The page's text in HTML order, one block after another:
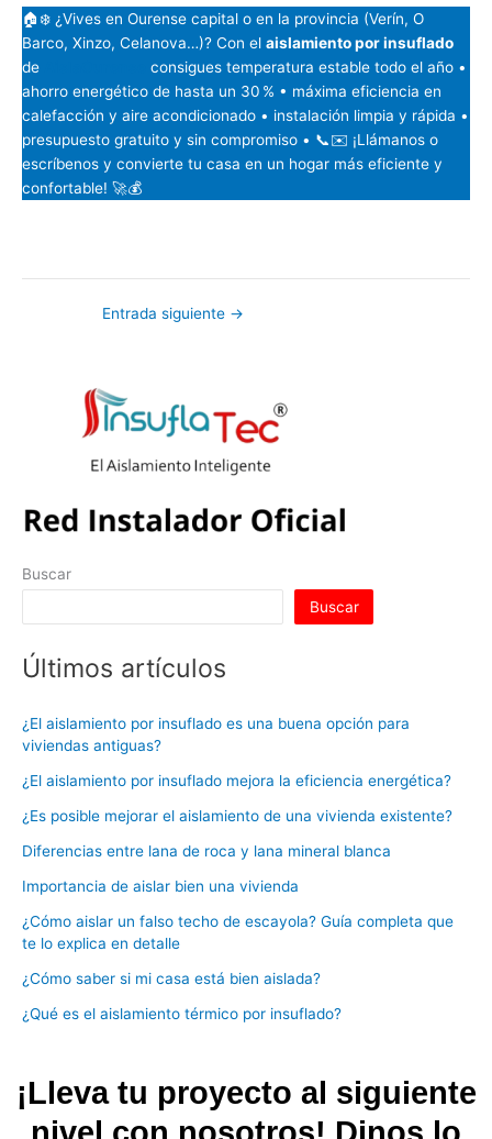
🏠❄️ ¿Vives en Ourense capital o en la provincia (Verín, O
Barco, Xinzo, Celanova…)? Con el aislamiento por insuflado
de
consigues temperatura estable todo el año •
ahorro energético de hasta un 30 % • máxima eficiencia en
calefacción y aire acondicionado • instalación limpia y rápida •
presupuesto gratuito y sin compromiso • 📞✉️ ¡Llámanos o
escríbenos y convierte tu casa en un hogar más eficiente y
confortable! 🚀💰
Entrada siguiente →
Buscar
Buscar
Últimos artículos
¿El aislamiento por insuflado es una buena opción para
viviendas antiguas?
¿El aislamiento por insuflado mejora la eficiencia energética?
¿Es posible mejorar el aislamiento de una vivienda existente?
Diferencias entre lana de roca y lana mineral blanca
Importancia de aislar bien una vivienda
¿Cómo aislar un falso techo de escayola? Guía completa que
te lo explica en detalle
¿Cómo saber si mi casa está bien aislada?
¿Qué es el aislamiento térmico por insuflado?
¡Lleva tu proyecto al siguiente